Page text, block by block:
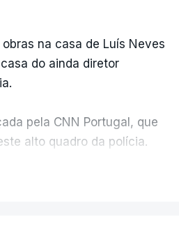
na casa de Luís Neves
do ainda diretor
pela CNN Portugal, que
alto quadro da polícia.
de droga.